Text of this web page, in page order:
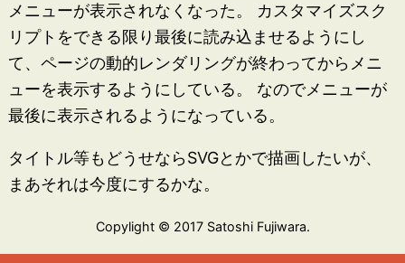
メニューが表示されなくなった。 カスタマイズスク
リプトをできる限り最後に読み込ませるようにし
て、ページの動的レンダリングが終わってからメニ
ューを表示するようにしている。 なのでメニューが
最後に表示されるようになっている。
タイトル等もどうせならSVGとかで描画したいが、
まあそれは今度にするかな。
Copylight © 2017 Satoshi Fujiwara.